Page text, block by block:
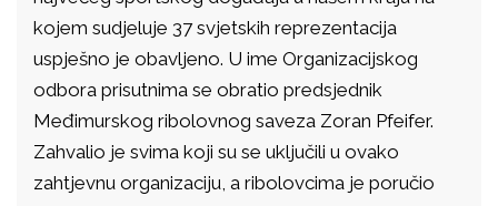
kojem sudjeluje 37 svjetskih reprezentacija
uspješno je obavljeno. U ime Organizacijskog
odbora prisutnima se obratio predsjednik
Međimurskog ribolovnog saveza Zoran Pfeifer.
Zahvalio je svima koji su se uključili u ovako
zahtjevnu organizaciju, a ribolovcima je poručio